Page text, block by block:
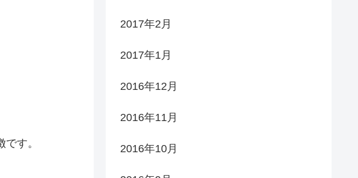
す。
2017年2月
2017年1月
2016年12月
2016年11月
2016年10月